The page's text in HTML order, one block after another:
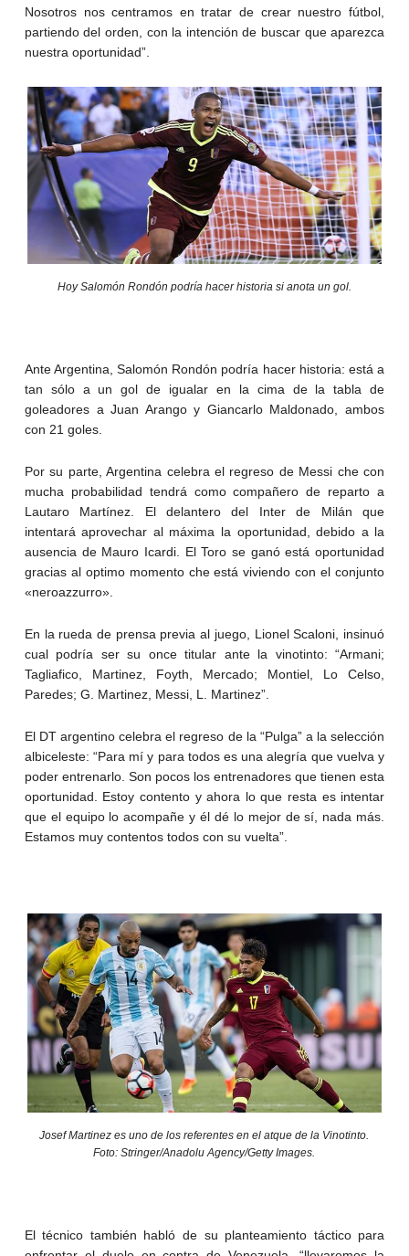
Nosotros nos centramos en tratar de crear nuestro fútbol,
partiendo del orden, con la intención de buscar que aparezca
nuestra oportunidad”.
Hoy Salomón Rondón podría hacer historia si anota un gol.
Ante Argentina, Salomón Rondón podría hacer historia: está a
tan sólo a un gol de igualar en la cima de la tabla de
goleadores a Juan Arango y Giancarlo Maldonado, ambos
con 21 goles.
Por su parte, Argentina celebra el regreso de Messi che con
mucha probabilidad tendrá como compañero de reparto a
Lautaro Martínez. El delantero del Inter de Milán que
intentará aprovechar al máxima la oportunidad, debido a la
ausencia de Mauro Icardi. El Toro se ganó está oportunidad
gracias al optimo momento che está viviendo con el conjunto
«neroazzurro».
En la rueda de prensa previa al juego, Lionel Scaloni, insinuó
cual podría ser su once titular ante la vinotinto: “Armani;
Tagliafico, Martinez, Foyth, Mercado; Montiel, Lo Celso,
Paredes; G. Martinez, Messi, L. Martinez”.
El DT argentino celebra el regreso de la “Pulga” a la selección
albiceleste: “Para mí y para todos es una alegría que vuelva y
poder entrenarlo. Son pocos los entrenadores que tienen esta
oportunidad. Estoy contento y ahora lo que resta es intentar
que el equipo lo acompañe y él dé lo mejor de sí, nada más.
Estamos muy contentos todos con su vuelta”.
Josef Martinez es uno de los referentes en el atque de la Vinotinto.
Foto: Stringer/Anadolu Agency/Getty Images.
El técnico también habló de su planteamiento táctico para